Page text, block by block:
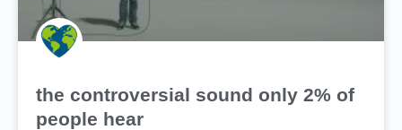
the controversial sound only 2% of
people hear